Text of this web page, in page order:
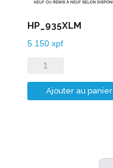
HP_935XLM
5 150 xpf
quantité
de
HP_935XLM
Ajouter au panier